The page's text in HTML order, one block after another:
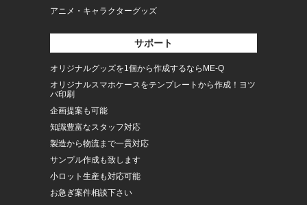
アニメ・キャラクターグッズ
サポート
オリジナルグッズを1個から作成するならME-Q
オリジナルスマホケースをテンプレートから作成！ヨツ
バ印刷
企画提案も可能
知識豊富なスタッフ対応
製造から物流まで一貫対応
サンプル作成も致します
小ロット生産も対応可能
お急ぎ案件相談下さい